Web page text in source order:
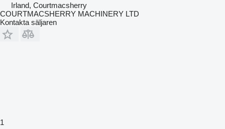
Irland, Courtmacsherry
COURTMACSHERRY MACHINERY LTD
Kontakta säljaren
1